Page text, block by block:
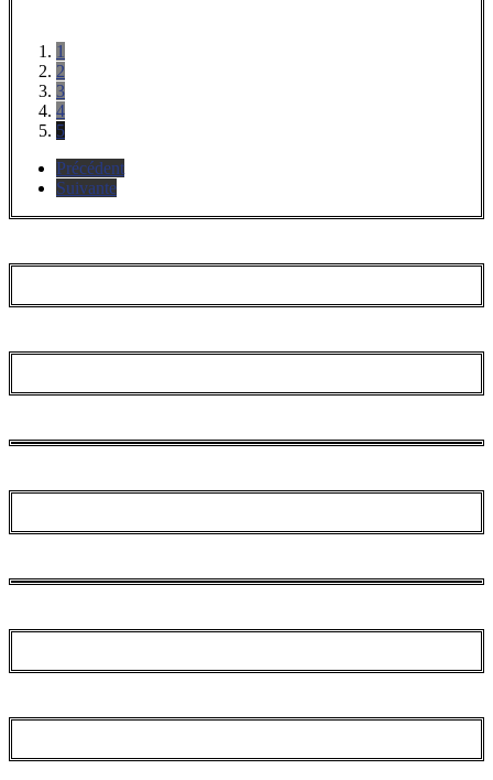
1
2
3
4
5
Précédent
Suivante